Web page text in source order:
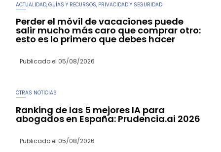
ACTUALIDAD ,GUÍAS Y RECURSOS PRIVACIDAD Y SEGURIDAD
Perder el móvil de vacaciones puede
salir mucho más caro que comprar otro:
esto es lo primero que debes hacer
Publicado el 05/08/2026
OTRAS NOTICIAS
Ranking de las 5 mejores IA para
abogados en España: Prudencia.ai 2026
Publicado el 05/08/2026